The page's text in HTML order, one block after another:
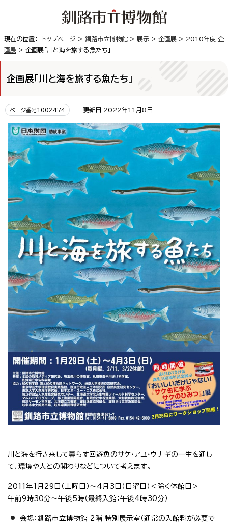
現在の位置： トップページ > 釧路市立博物館 > 展示 > 企画展 > 2010年度 企
画展 > 企画展「川と海を旅する魚たち」
企画展「川と海を旅する魚たち」
ページ番号1002474 更新日 2022年11月8日
川と海を行き来して暮らす回遊魚のサケ・アユ・ウナギの一生を通し
て、環境や人との関わりなどについて考えます。
2011年1月29日（土曜日）～4月3日（日曜日）＜除く休館日＞
午前9時30分～午後5時（最終入館：午後4時30分）
会場：釧路市立博物館 2階 特別展示室（通常の入館料が必要で